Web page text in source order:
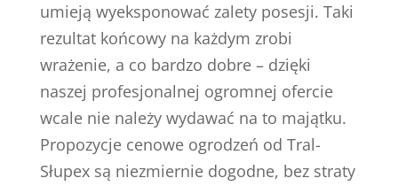
umieją wyeksponować zalety posesji. Taki
rezultat końcowy na każdym zrobi
wrażenie, a co bardzo dobre – dzięki
naszej profesjonalnej ogromnej ofercie
wcale nie należy wydawać na to majątku.
Propozycje cenowe ogrodzeń od Tral-
Słupex są niezmiernie dogodne, bez straty